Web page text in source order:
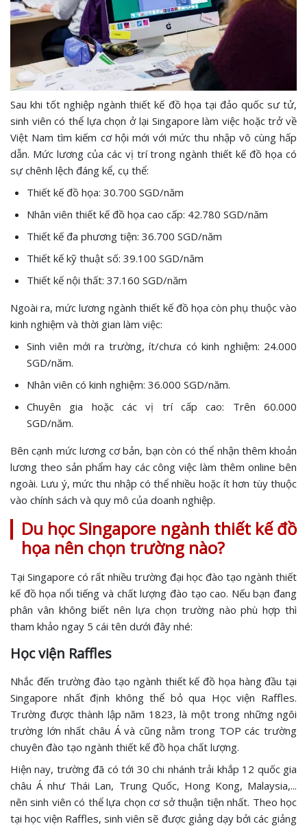
Sau khi tốt nghiệp ngành thiết kế đồ họa tại đảo quốc sư tử,
sinh viên có thể lựa chọn ở lại Singapore làm việc hoặc trở về
Việt Nam tìm kiếm cơ hội mới với mức thu nhập vô cùng hấp
dẫn. Mức lương của các vị trí trong ngành thiết kế đồ họa có
sự chênh lệch đáng kể, cụ thể:
Thiết kế đồ họa: 30.700 SGD/năm
Nhân viên thiết kế đồ họa cao cấp: 42.780 SGD/năm
Thiết kế đa phương tiện: 36.700 SGD/năm
Thiết kế kỹ thuật số: 39.100 SGD/năm
Thiết kế nội thất: 37.160 SGD/năm
Ngoài ra, mức lương ngành thiết kế đồ họa còn phụ thuộc vào
kinh nghiệm và thời gian làm việc:
Sinh viên mới ra trường, ít/chưa có kinh nghiệm: 24.000
SGD/năm.
Nhân viên có kinh nghiệm: 36.000 SGD/năm.
Chuyên gia hoặc các vị trí cấp cao: Trên 60.000
SGD/năm.
Bên cạnh mức lương cơ bản, bạn còn có thể nhận thêm khoản
lương theo sản phẩm hay các công việc làm thêm online bên
ngoài. Lưu ý, mức thu nhập có thể nhiều hoặc ít hơn tùy thuộc
vào chính sách và quy mô của doanh nghiệp.
Du học Singapore ngành thiết kế đồ
họa nên chọn trường nào?
Tại Singapore có rất nhiều trường đại học đào tạo ngành thiết
kế đồ họa nổi tiếng và chất lượng đào tạo cao. Nếu bạn đang
phân vân không biết nên lựa chọn trường nào phù hợp thì
tham khảo ngay 5 cái tên dưới đây nhé:
Học viện Raffles
Nhắc đến trường đào tạo ngành thiết kế đồ họa hàng đầu tại
Singapore nhất định không thể bỏ qua Học viện Raffles.
Trường được thành lập năm 1823, là một trong những ngôi
trường lớn nhất châu Á và cũng nằm trong TOP các trường
chuyên đào tạo ngành thiết kế đồ họa chất lượng.
Hiện nay, trường đã có tới 30 chi nhánh trải khắp 12 quốc gia
châu Á như Thái Lan, Trung Quốc, Hong Kong, Malaysia,...
nên sinh viên có thể lựa chọn cơ sở thuận tiện nhất. Theo học
tại học viện Raffles, sinh viên sẽ được giảng dạy bởi các giảng